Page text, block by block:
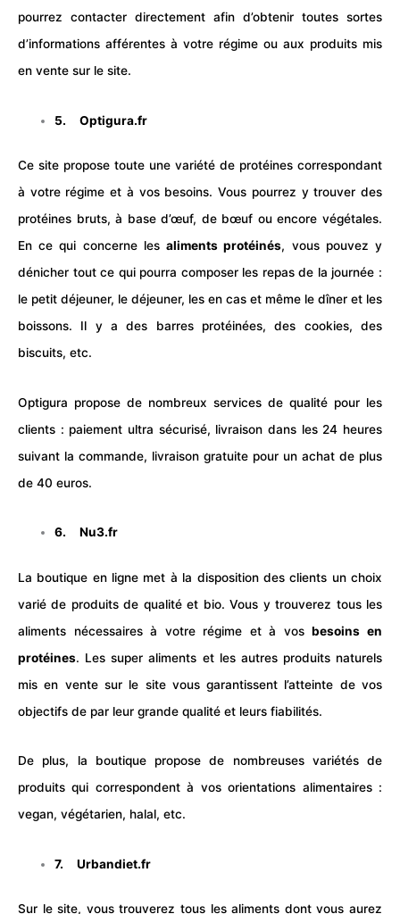
pourrez contacter directement afin d’obtenir toutes sortes
d’informations afférentes à votre régime ou aux produits mis
en vente sur le site.
5.Optigura.fr
Ce site propose toute une variété de protéines correspondant
à votre régime et à vos besoins. Vous pourrez y trouver des
protéines bruts, à base d’œuf, de bœuf ou encore végétales.
En ce qui concerne lesaliments protéinés, vous pouvez y
dénicher tout ce qui pourra composer les repas de la journée :
le petit déjeuner, le déjeuner, les en cas et même le dîner et les
boissons. Il y a des barres protéinées, des cookies, des
biscuits, etc.
Optigura propose de nombreux services de qualité pour les
clients : paiement ultra sécurisé, livraison dans les 24 heures
suivant la commande, livraison gratuite pour un achat de plus
de 40 euros.
6.Nu3.fr
La boutique en ligne met à la disposition des clients un choix
varié de produits de qualité et bio. Vous y trouverez tous les
aliments nécessaires à votre régime et à vosbesoins en
protéines. Les super aliments et les autres produits naturels
mis en vente sur le site vous garantissent l’atteinte de vos
objectifs de par leur grande qualité et leurs fiabilités.
De plus, la boutique propose de nombreuses variétés de
produits qui correspondent à vos orientations alimentaires :
vegan, végétarien, halal, etc.
7.Urbandiet.fr
Sur le site, vous trouverez tous les aliments dont vous aurez